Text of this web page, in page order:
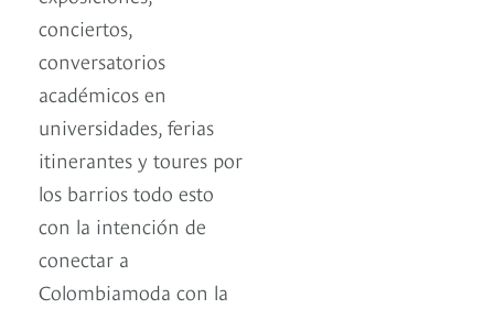
conciertos,
conversatorios
académicos en
universidades, ferias
itinerantes y toures por
los barrios todo esto
con la intención de
conectar a
Colombiamoda con la